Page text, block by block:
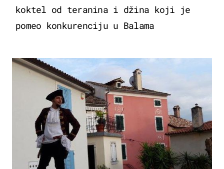
koktel od teranina i džina koji je
pomeo konkurenciju u Balama